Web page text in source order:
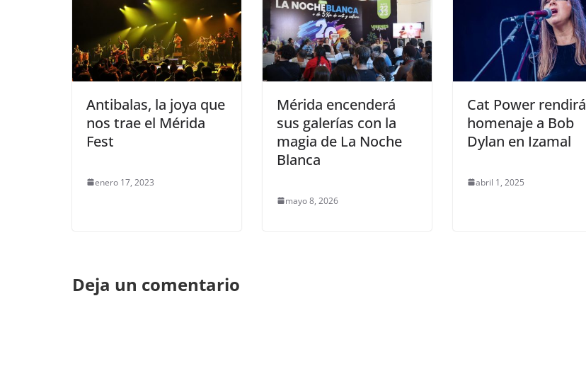
Antibalas, la joya que
nos trae el Mérida
Fest
enero 17, 2023
Mérida encenderá
sus galerías con la
magia de La Noche
Blanca
mayo 8, 2026
Cat Power rendirá
homenaje a Bob
Dylan en Izamal
abril 1, 2025
Deja un comentario